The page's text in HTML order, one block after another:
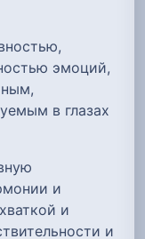
эмоций,
в глазах
и
и
и